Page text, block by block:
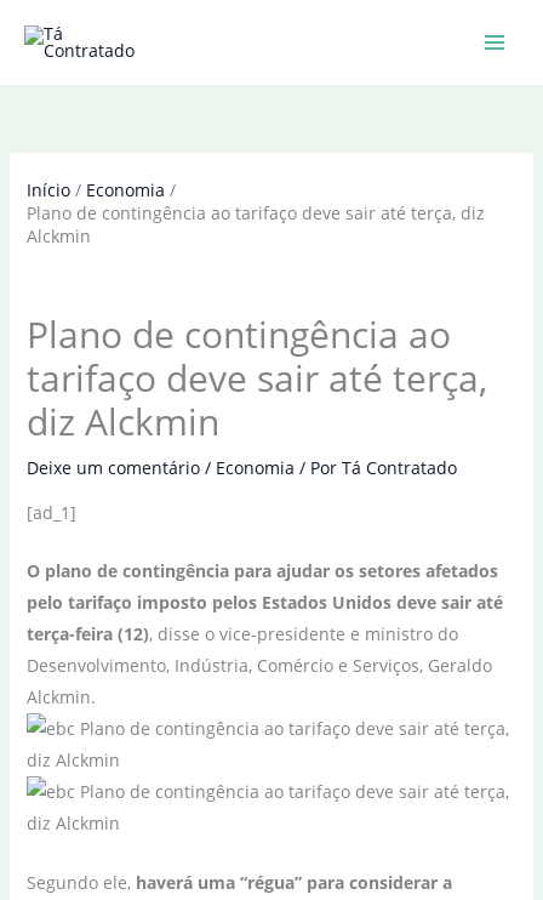
para
Início
Economia
Plano de contingência ao tarifaço deve sair até terça, diz
Alckmin
Plano de contingência ao
tarifaço deve sair até terça,
diz Alckmin
Deixe um comentário / Economia / Por Tá Contratado
[ad_1]
O plano de contingência para ajudar os setores afetados
pelo tarifaço imposto pelos Estados Unidos deve sair até
terça-feira (12), disse o vice-presidente e ministro do
Desenvolvimento, Indústria, Comércio e Serviços, Geraldo
Alckmin.
Segundo ele, haverá uma “régua” para considerar a